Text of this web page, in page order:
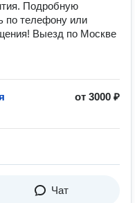
Подробную
по телефону или
Выезд по Москве
от 3000 ₽
Чат